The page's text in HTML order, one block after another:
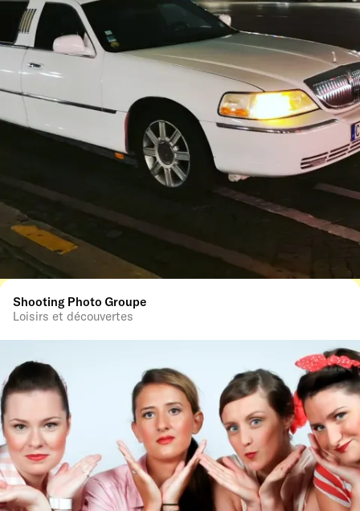
Shooting Photo Groupe
Loisirs et découvertes